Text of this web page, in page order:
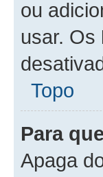
ou
usar. Os
Topo
Para
Apaga